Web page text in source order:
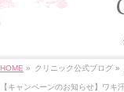
HOME » クリニック公式ブログ »
【キャンペーンのお知らせ】ワキ